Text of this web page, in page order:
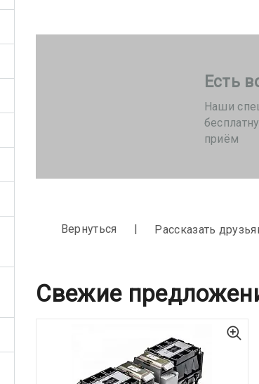
Есть
Наши
приём
Вернуться Рассказать
Свежие